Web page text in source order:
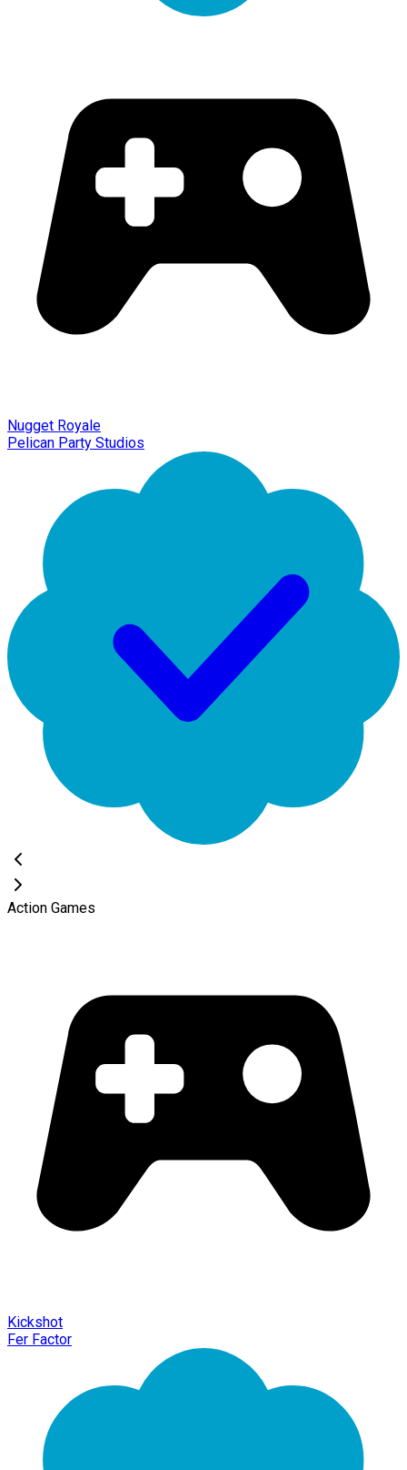
Nugget Royale
Pelican Party Studios
Action Games
Kickshot
Fer Factor